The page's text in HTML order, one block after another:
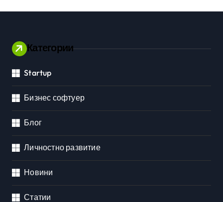
Категории
Startup
Бизнес софтуер
Блог
Личностно развитие
Новини
Статии